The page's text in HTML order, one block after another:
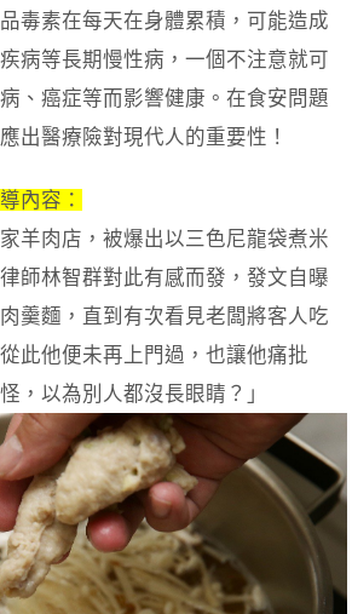
毒素在每天在身體累積，可能造成
病等長期慢性病，一個不注意就可
、癌症等而影響健康。在食安問題
出醫療險對現代人的重要性！
內容：
羊肉店，被爆出以三色尼龍袋煮米
師林智群對此有感而發，發文自曝
羹麵，直到有次看見老闆將客人吃
此他便未再上門過，也讓他痛批
，以為別人都沒長眼睛？」